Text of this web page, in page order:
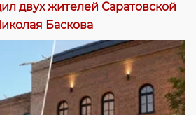
двух жителей Саратовской
Баскова